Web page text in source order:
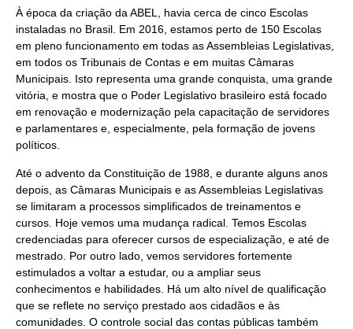
À época da criação da ABEL, havia cerca de cinco Escolas
instaladas no Brasil. Em 2016, estamos perto de 150 Escolas
em pleno funcionamento em todas as Assembleias Legislativas,
em todos os Tribunais de Contas e em muitas Câmaras
Municipais. Isto representa uma grande conquista, uma grande
vitória, e mostra que o Poder Legislativo brasileiro está focado
em renovação e modernização pela capacitação de servidores
e parlamentares e, especialmente, pela formação de jovens
políticos.
Até o advento da Constituição de 1988, e durante alguns anos
depois, as Câmaras Municipais e as Assembleias Legislativas
se limitaram a processos simplificados de treinamentos e
cursos. Hoje vemos uma mudança radical. Temos Escolas
credenciadas para oferecer cursos de especialização, e até de
mestrado. Por outro lado, vemos servidores fortemente
estimulados a voltar a estudar, ou a ampliar seus
conhecimentos e habilidades. Há um alto nível de qualificação
que se reflete no serviço prestado aos cidadãos e às
comunidades. O controle social das contas públicas também